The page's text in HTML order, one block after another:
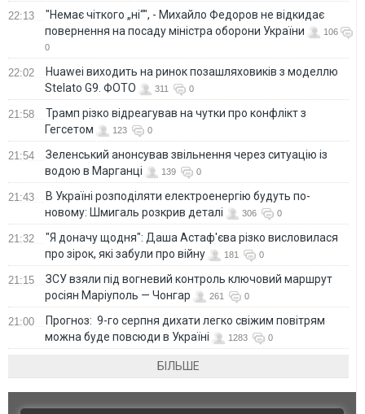
22:13
"Немає чіткого „ні“", - Михайло Федоров не відкидає
повернення на посаду міністра оборони України
106
0
22:02
Huawei виходить на ринок позашляховиків з моделлю
Stelato G9. ФОТО
311 0
21:58
Трамп різко відреагував на чутки про конфлікт з
Гегсетом
123 0
21:54
Зеленський анонсував звільнення через ситуацію із
водою в Марганці
139 0
21:43
В Україні розподіляти електроенергію будуть по-
новому: Шмигаль розкрив деталі
306 0
21:32
"Я доначу щодня": Даша Астаф'єва різко висловилася
про зірок, які забули про війну
181 0
21:15
ЗСУ взяли під вогневий контроль ключовий маршрут
росіян Маріуполь — Чонгар
261 0
21:00
Прогноз: 9-го серпня дихати легко свіжим повітрям
можна буде повсюди в Україні
1283 0
БІЛЬШЕ